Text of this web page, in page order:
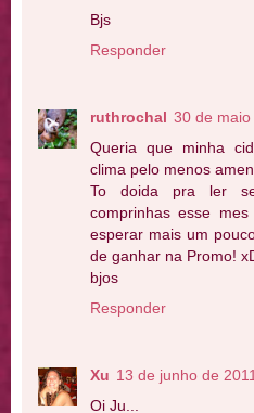
Bjs
Responder
ruthrochal 30 de
Queria que minha
clima pelo menos
To doida pra ler
comprinhas esse
esperar mais um
de ganhar na Promo!
bjos
Responder
Xu 13 de junho de
Oi Ju...